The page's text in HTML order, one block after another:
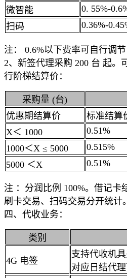
微智能
0. 55%-
扫码
0.36%-
注： 0.6%以下费率可自行调
2、新签代理采购 200 台 起。
行阶梯结算价：
采购量 (台)
优惠期结算价
标准结算
X＜ 1000
0.51%
1000＜X ≤ 5000
0.515%
5000 ＜X
0.51%
注 ：分润比例 100%。借记卡
刷卡交易、扫码交易分开统计。
四、代收业务：
类别
4G 电签
支持代收机
对应日结代理